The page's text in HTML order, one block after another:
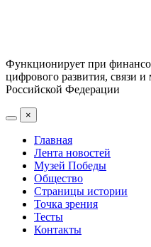
Функционирует при
цифрового развития, связи
Российской Федерации
×
Главная
Лента новостей
Музей Победы
Общество
Страницы истории
Точка зрения
Тесты
Контакты